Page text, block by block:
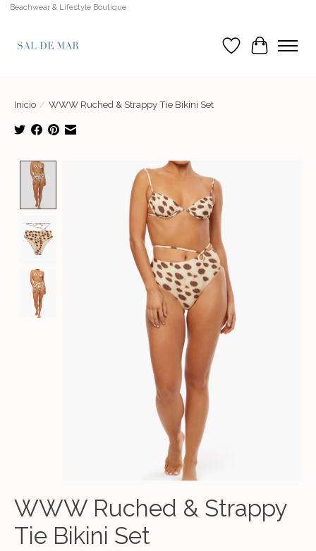
Beachwear & Lifestyle Boutique
Lista de deseos
Cesta
Inicio / WWW Ruched & Strappy Tie Bikini Set
Product image slideshow Items
WWW Ruched & Strappy
Tie Bikini Set